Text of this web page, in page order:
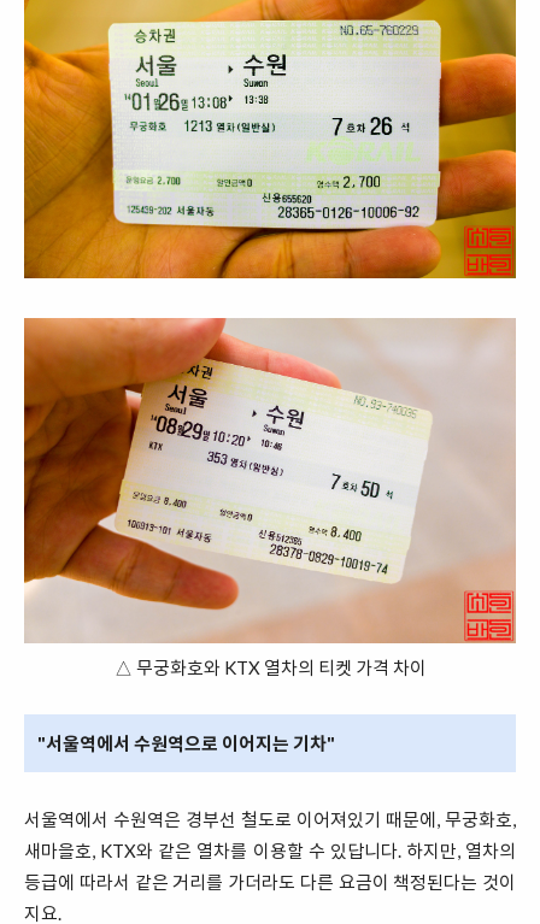
△ 무궁화호와 KTX 열차의 티켓 가격 차이
"서울역에서 수원역으로 이어지는 기차"
서울역에서 수원역은 경부선 철도로 이어져있기 때문에, 무궁화호,
새마을호, KTX와 같은 열차를 이용할 수 있답니다. 하지만, 열차의
등급에 따라서 같은 거리를 가더라도 다른 요금이 책정된다는 것이
지요.